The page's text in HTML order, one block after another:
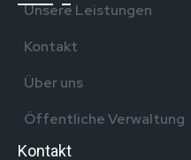
Unsere Leistungen
Kontakt
Über uns
Öffentliche Verwaltung
Kontakt